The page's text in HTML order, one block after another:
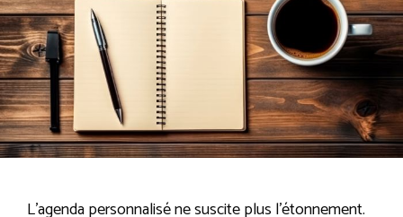
L’agenda personnalisé ne suscite plus l’étonnement.